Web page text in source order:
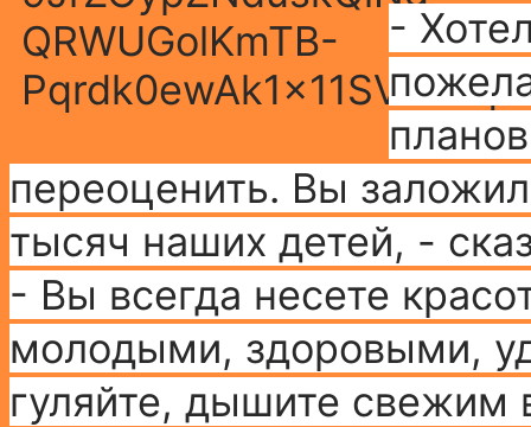
-
переоценить. Вы
тысяч наших детей, -
- Вы всегда несете
молодыми, здоровыми,
гуляйте, дышите свежим